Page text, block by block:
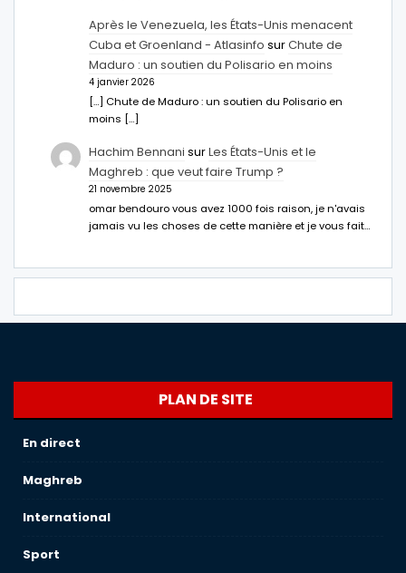
Après le Venezuela, les États-Unis menacent
Cuba et Groenland - Atlasinfo surChute de
Maduro : un soutien du Polisario en moins
4 janvier 2026
[…] Chute de Maduro : un soutien du Polisario en
moins […]
Hachim Bennani surLes États-Unis et le
Maghreb : que veut faire Trump ?
21 novembre 2025
omar bendouro vous avez 1000 fois raison, je n'avais
jamais vu les choses de cette manière et je vous fait…
PLAN DE SITE
En direct
Maghreb
International
Sport